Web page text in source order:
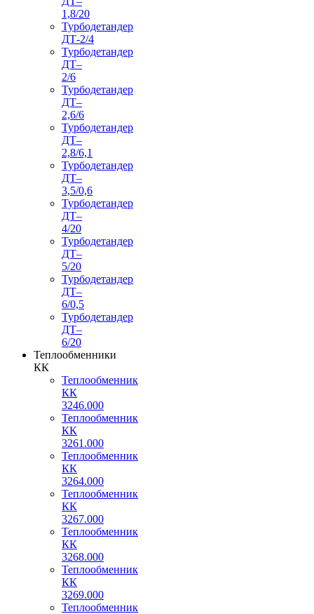
1,8/20
Турбодетандер
ДТ-2/4
Турбодетандер
ДТ–
2/6
Турбодетандер
ДТ–
2,6/6
Турбодетандер
ДТ–
2,8/6,1
Турбодетандер
ДТ–
3,5/0,6
Турбодетандер
ДТ–
4/20
Турбодетандер
ДТ–
5/20
Турбодетандер
ДТ–
6/0,5
Турбодетандер
ДТ–
6/20
Теплообменники
КК
Теплообменник
КК
3246.000
Теплообменник
КК
3261.000
Теплообменник
КК
3264.000
Теплообменник
КК
3267.000
Теплообменник
КК
3268.000
Теплообменник
КК
3269.000
Теплообменник